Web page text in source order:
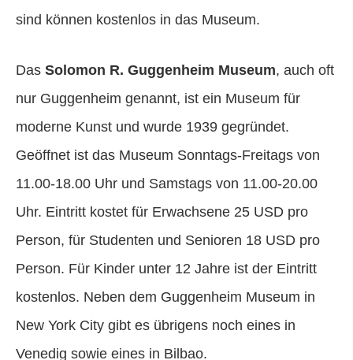
sind können kostenlos in das Museum.
Das Solomon R. Guggenheim Museum, auch oft
nur Guggenheim genannt, ist ein Museum für
moderne Kunst und wurde 1939 gegründet.
Geöffnet ist das Museum Sonntags-Freitags von
11.00-18.00 Uhr und Samstags von 11.00-20.00
Uhr. Eintritt kostet für Erwachsene 25 USD pro
Person, für Studenten und Senioren 18 USD pro
Person. Für Kinder unter 12 Jahre ist der Eintritt
kostenlos. Neben dem Guggenheim Museum in
New York City gibt es übrigens noch eines in
Venedig sowie eines in Bilbao.